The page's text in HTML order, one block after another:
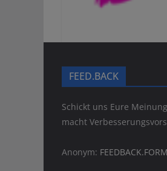
FEED.BACK
Schickt uns Eure
macht
Anonym: